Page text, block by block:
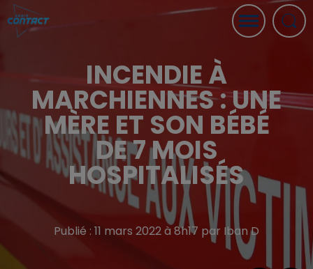
INCENDIE À
MARCHIENNES : UNE
MÈRE ET SON BÉBÉ
DE 7 MOIS
HOSPITALISÉS
Publié : 11 mars 2022 à 8h17 par Iban D